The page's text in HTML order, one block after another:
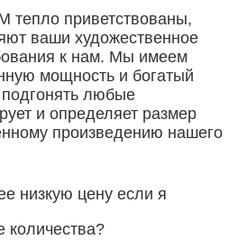
приветствованы,
ваши художественное
к нам. Мы имеем
мощность и богатый
любые
и определяет размер
произведению нашего
низкую цену если я